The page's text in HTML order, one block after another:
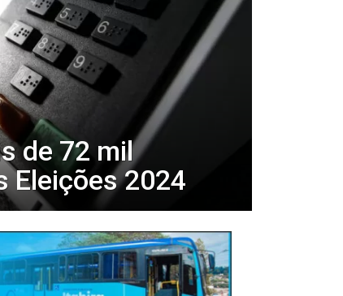
de 72 mil
Eleições 2024